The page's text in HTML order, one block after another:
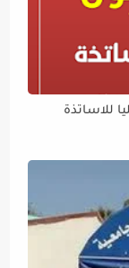
للاساتذة